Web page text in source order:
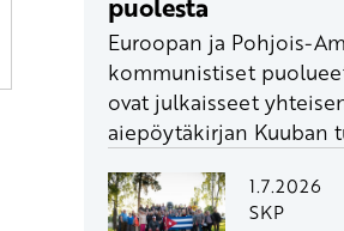
Euroopan ja Pohjois-
kommunistiset
ovat julkaisseet
aiepöytäkirjan Kuuban
1.7.2026
SKP